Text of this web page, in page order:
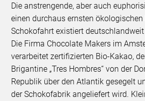
Die anstrengende, aber auch
einen durchaus ernsten
Schokofahrt existiert deutschlandweit
Die Firma Chocolate Makers im
verarbeitet zertifizierten Bio-Kakao,
Brigantine „Tres Hombres“ von der
Republik über den Atlantik gesegelt
der Schokofabrik angeliefert wird.